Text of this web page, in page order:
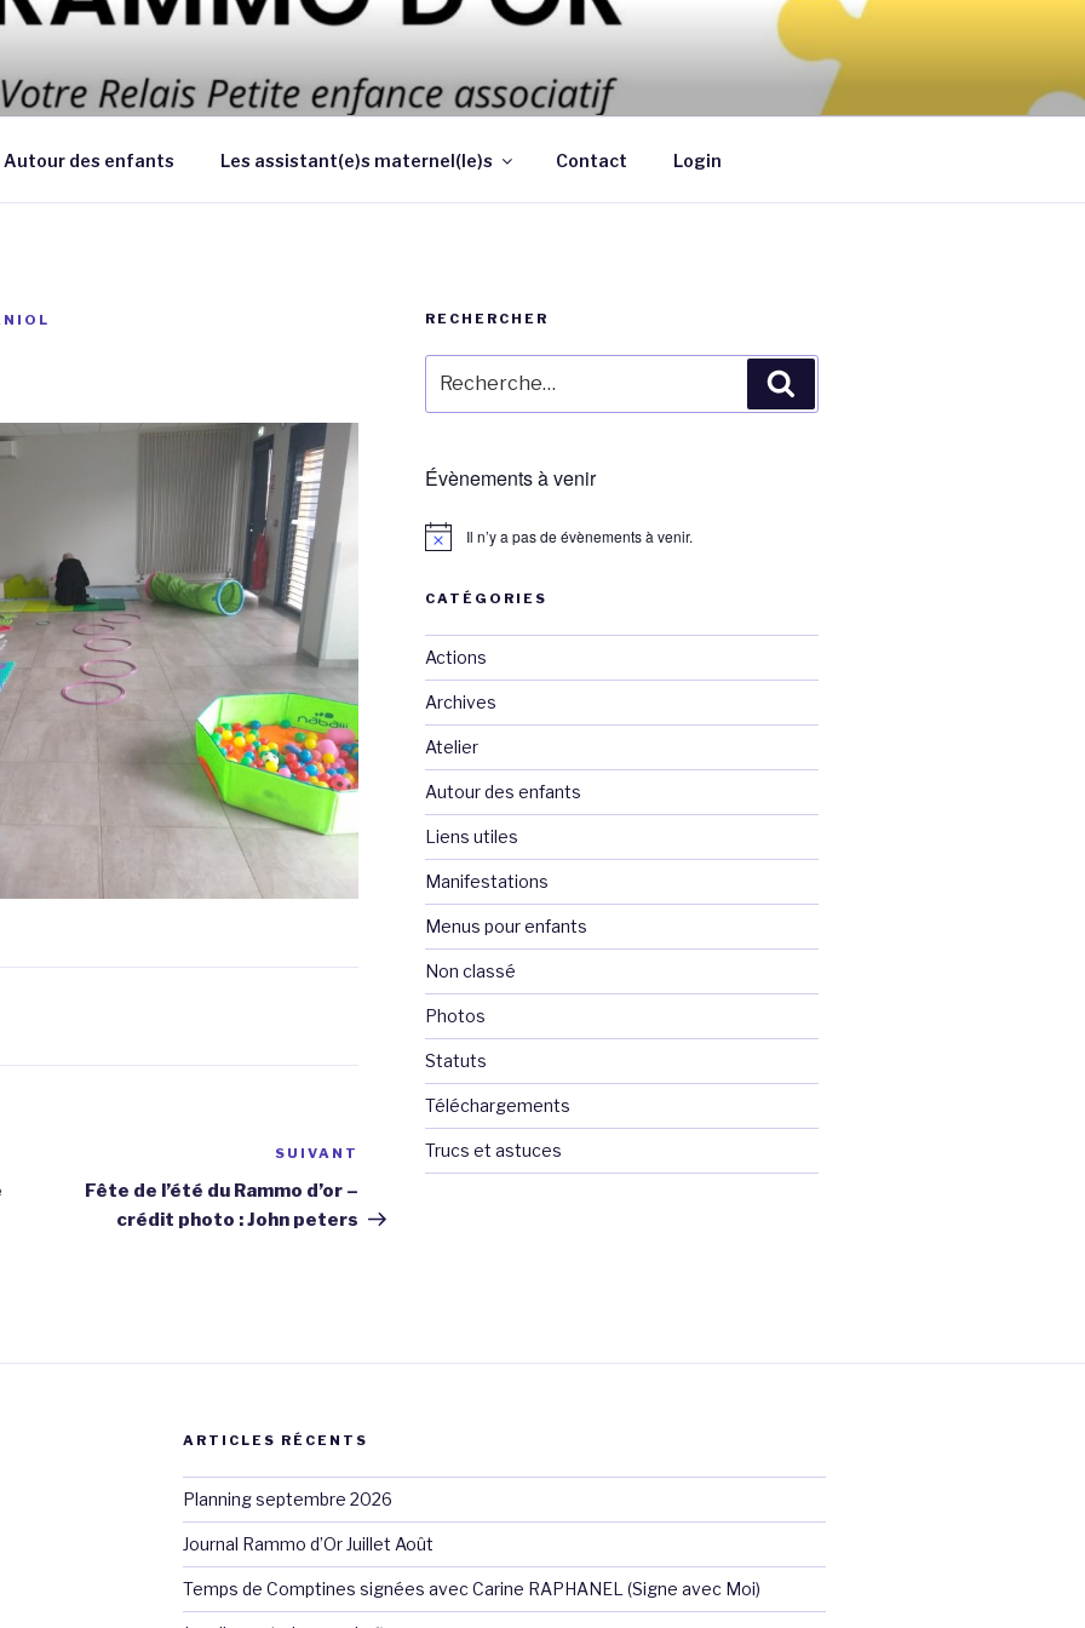
les conditions et la qualité de la garde des enfants de moins de 6 ans au domicile des
domicile des parents
Autour des enfants Les assistant(e)s maternel(le)s Contact Login
SUIVANT
Fête de l’été du Rammo d’or –
crédit photo : John peters
RECHERCHER
pour
:
Évènements à venir
Il n’y a pas de évènements à venir.
CATÉGORIES
Actions
Archives
Atelier
Autour des enfants
Liens utiles
Manifestations
Menus pour enfants
Non classé
Photos
Statuts
Téléchargements
Trucs et astuces
ARTICLES RÉCENTS
Planning septembre 2026
Journal Rammo d’Or Juillet Août
Temps de Comptines signées avec Carine RAPHANEL (Signe avec Moi)